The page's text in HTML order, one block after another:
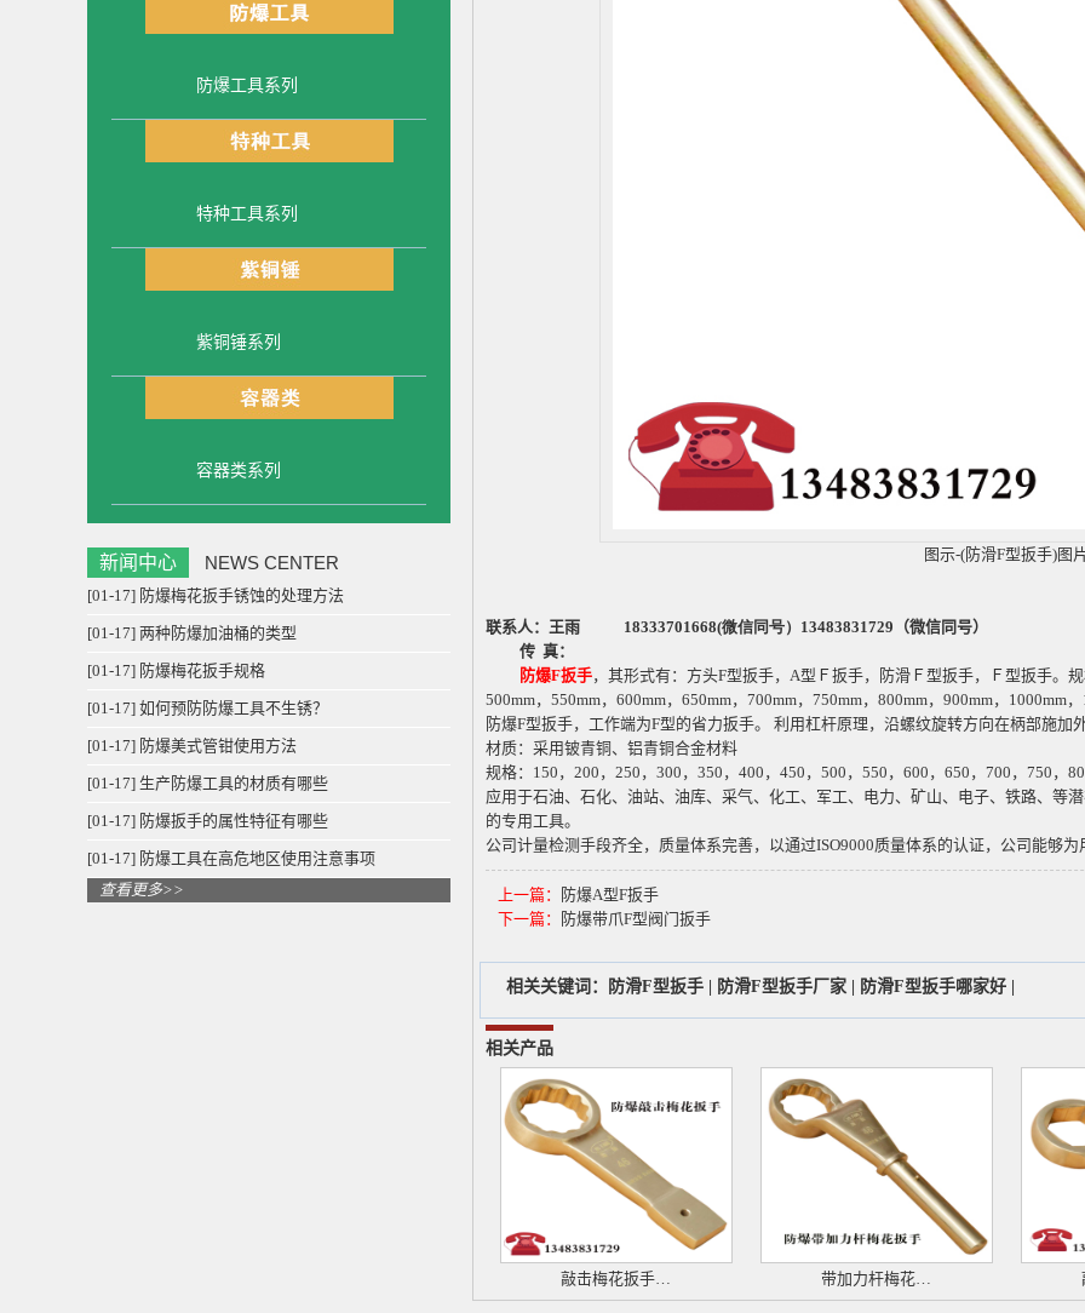
防爆工具系列
特种工具系列
紫铜锤系列
容器类系列
新闻中心 NEWS CENTER
[01-17] 防爆梅花扳手锈蚀的处理方法
[01-17] 两种防爆加油桶的类型
[01-17] 防爆梅花扳手规格
[01-17] 如何预防防爆工具不生锈？
[01-17] 防爆美式管钳使用方法
[01-17] 生产防爆工具的材质有哪些
[01-17] 防爆扳手的属性特征有哪些
[01-17] 防爆工具在高危地区使用注意事项
查看更多>>
图示-(防滑F型扳手)图
联系人：王雨 18333701668(微信同号） 13483831729（微信同号）
传 真：
防爆F扳手，其形式有：方头F型扳手， A型Ｆ扳手，防滑Ｆ型扳手，Ｆ型扳手。
500mm， 550mm， 600mm， 650mm， 700mm， 750mm， 800mm， 900mm， 1000mm，
防爆F型扳手，工作端为F型的省力扳手。
利用杠杆原理，沿螺纹旋转方向在柄部施加
材质：采用铍青铜、铝青铜合金材料
规格： 150 ， 200 ， 250 ， 300 ， 350 ， 400 ， 450 ， 500 ， 550 ， 600 ， 650 ， 700 ， 750 ，
应用于石油、石化、油站、油库、采气、化工、军工、电力、矿山、电子、铁路、等
的专用工具。
公司计量检测手段齐全，质量体系完善，以通过ISO9000质量体系的认证，公司能够为
上一篇：
防爆A型F扳手
下一篇：
防爆带爪F型阀门扳手
相关关键词： 防滑F型扳手 防滑F型扳手厂家 防滑F型扳手哪家好
相关产品
敲击梅花扳手… 带加力杆梅花…